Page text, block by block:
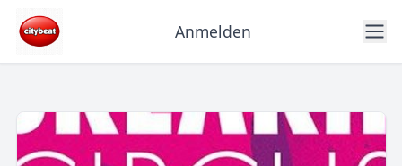
Anmelden